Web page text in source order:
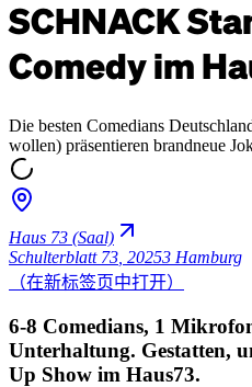
SCHNACK
Comedy im
Die besten Comedians
wollen) präsentieren brandneue
Haus 73 (Saal)
Schulterblatt 73 20253 Hamburg
（在新标签页中打开）
6-8 Comedians, 1
Unterhaltung. Gestatten,
Up Show im Haus73.